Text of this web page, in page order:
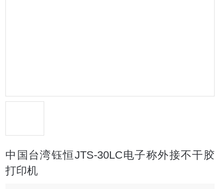
中国台湾钰恒JTS-30LC电子称外接不干胶
打印机